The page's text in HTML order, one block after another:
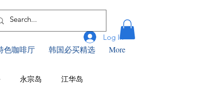
色咖啡厅 韩国必买精选 More
Log In
永宗岛 江华岛